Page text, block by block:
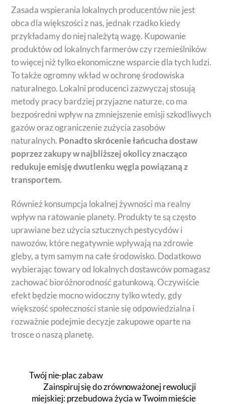
Zasada wspierania lokalnych producentów nie jest
obca dla większości z nas, jednak rzadko kiedy
przykładamy do niej należytą wagę. Kupowanie
produktów od lokalnych farmerów czy rzemieślników
to więcej niż tylko ekonomiczne wsparcie dla tych ludzi.
To także ogromny wkład w ochronę środowiska
naturalnego. Lokalni producenci zazwyczaj stosują
metody pracy bardziej przyjazne naturze, co ma
bezpośredni wpływ na zmniejszenie emisji szkodliwych
gazów oraz ograniczenie zużycia zasobów
naturalnych. Ponadto skrócenie łańcucha dostaw
poprzez zakupy w najbliższej okolicy znacząco
redukuje emisję dwutlenku węgla powiązaną z
transportem.
Również konsumpcja lokalnej żywności ma realny
wpływ na ratowanie planety. Produkty te są często
uprawiane bez użycia sztucznych pestycydów i
nawozów, które negatywnie wpływają na zdrowie
gleby, a tym samym na całe środowisko. Dodatkowo
wybierając towary od lokalnych dostawców pomagasz
zachować bioróżnorodność gatunkową. Oczywiście
efekt będzie mocno widoczny tylko wtedy, gdy
większość społeczności stanie się odpowiedzialna i
rozważnie podejmie decyzje zakupowe oparte na
trosce o naszą planetę.
Twój nie-plac zabaw
Zainspiruj się do zrównoważonej rewolucji
miejskiej: przebudowa życia w Twoim mieście